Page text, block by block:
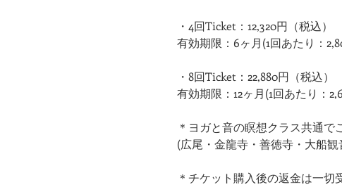
・4回Ticket：12,320円（税込）
有効期限：6ヶ月(1回あたり：
・8回Ticket：22,880円（税込）
有効期限：12ヶ月(1回あたり：
＊ヨガと音の瞑想クラス共通で
(広尾・金龍寺・善徳寺・大船観
＊チケット購入後の返金は一切